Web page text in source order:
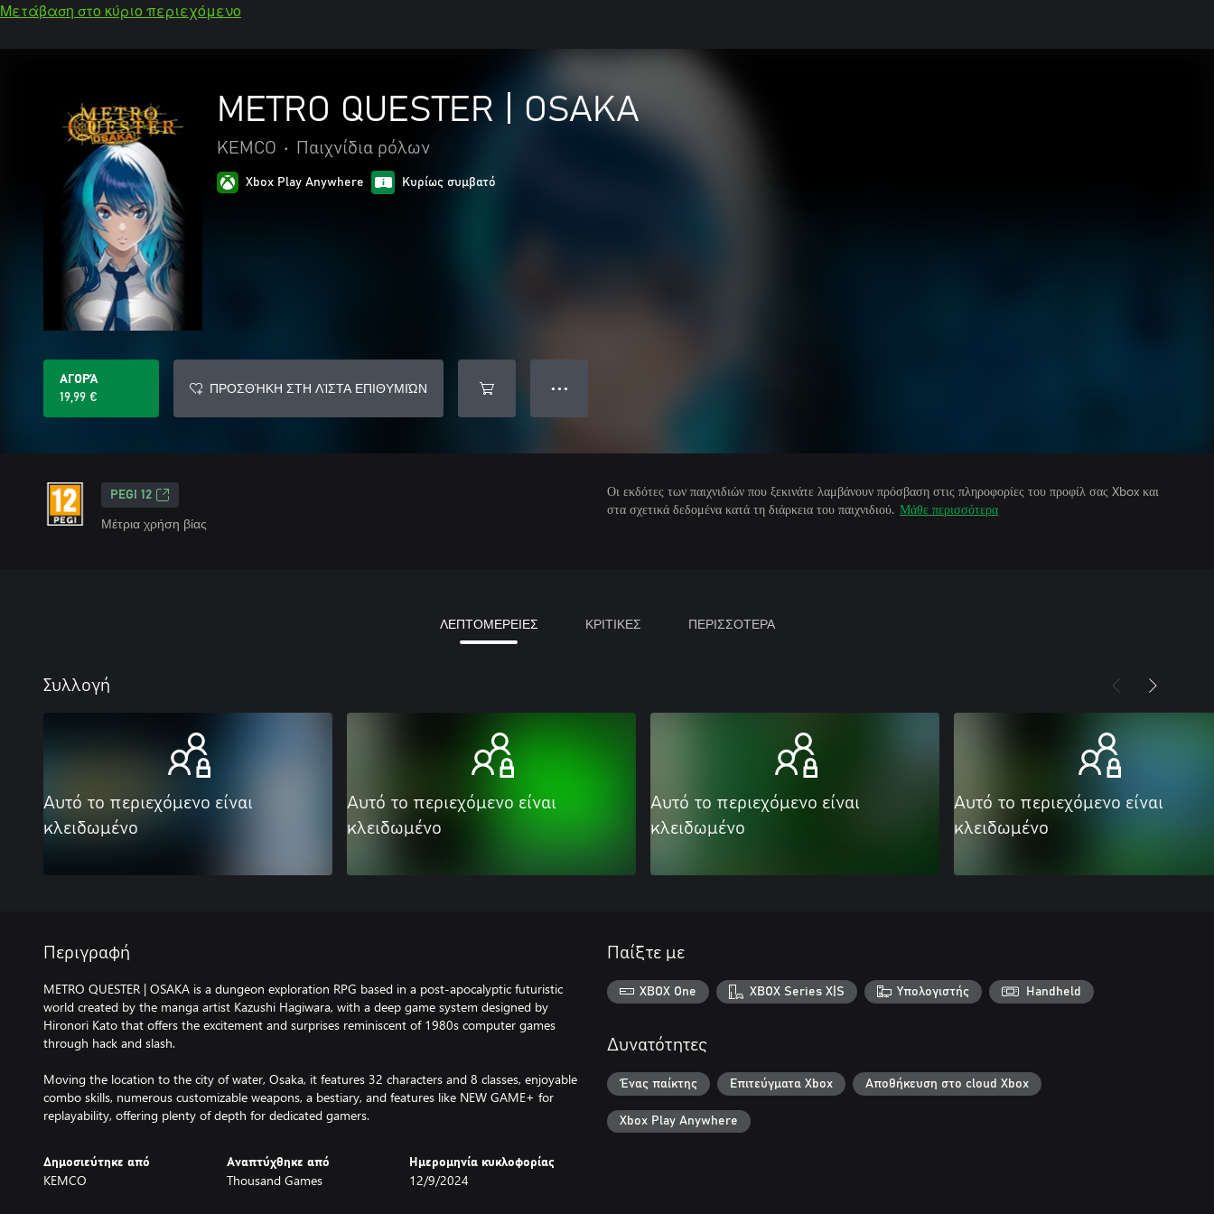
Μετάβαση στο κύριο περιεχόμενο
METRO QUESTER | OSAKA
KEMCO • Παιχνίδια ρόλων
Xbox Play Anywhere Κυρίως συμβατό
ΑΓΟΡΆ
19,99 €
ΠΡΟΣΘΉΚΗ ΣΤΗ ΛΊΣΤΑ ΕΠΙΘΥΜΙΏΝ ● ● ●
PEGI 12
Μέτρια χρήση βίας
Οι εκδότες των παιχνιδιών που ξεκινάτε λαμβάνουν πρόσβαση στις πληροφορίες του προφίλ σας Xbox και
στα σχετικά δεδομένα κατά τη διάρκεια του παιχνιδιού. Μάθε περισσότερα
ΛΕΠΤΟΜΕΡΕΙΕΣ ΚΡΙΤΙΚΕΣ ΠΕΡΙΣΣΟΤΕΡΑ
Συλλογή
Αυτό το περιεχόμενο είναι
κλειδωμένο
Αυτό το περιεχόμενο είναι
κλειδωμένο
Αυτό το περιεχόμενο είναι
κλειδωμένο
Αυτό το περιεχόμενο είναι
κλειδωμένο
Περιγραφή
METRO QUESTER | OSAKA is a dungeon exploration RPG based in a post-apocalyptic futuristic
world created by the manga artist Kazushi Hagiwara, with a deep game system designed by
Hironori Kato that offers the excitement and surprises reminiscent of 1980s computer games
through hack and slash.
Moving the location to the city of water, Osaka, it features 32 characters and 8 classes, enjoyable
combo skills, numerous customizable weapons, a bestiary, and features like NEW GAME+ for
replayability, offering plenty of depth for dedicated gamers.
Δημοσιεύτηκε από
KEMCO
Αναπτύχθηκε από
Thousand Games
Ημερομηνία κυκλοφορίας
12/9/2024
Παίξτε με
XBOX One XBOX Series X|S Υπολογιστής Handheld
Δυνατότητες
Ένας παίκτης Επιτεύγματα Xbox Αποθήκευση στο cloud Xbox
Xbox Play Anywhere